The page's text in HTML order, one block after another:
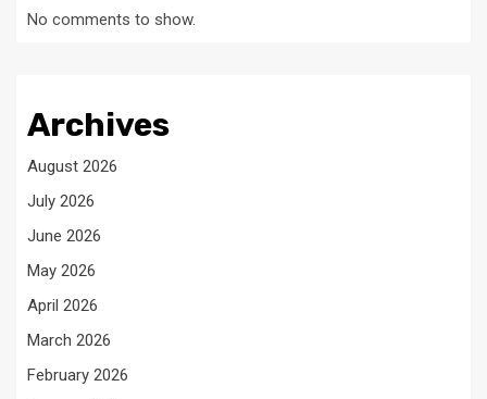
No comments to show.
Archives
August 2026
July 2026
June 2026
May 2026
April 2026
March 2026
February 2026